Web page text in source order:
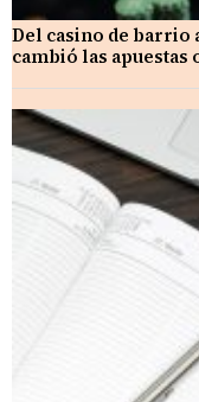
Del casino de barrio
cambió las apuestas